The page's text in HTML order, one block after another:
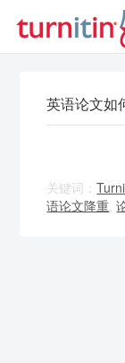
关键词：
语论文降重,